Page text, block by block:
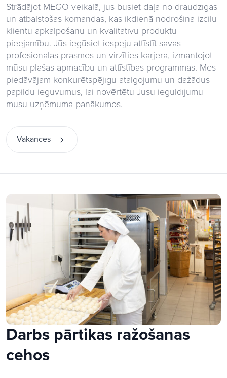
Strādājot MEGO veikalā, jūs būsiet daļa no draudzīgas
un atbalstošas komandas, kas ikdienā nodrošina izcilu
klientu apkalpošanu un kvalitatīvu produktu
pieejamību. Jūs iegūsiet iespēju attīstīt savas
profesionālās prasmes un virzīties karjerā, izmantojot
mūsu plašās apmācību un attīstības programmas. Mēs
piedāvājam konkurētspējīgu atalgojumu un dažādus
papildu ieguvumus, lai novērtētu Jūsu ieguldījumu
mūsu uzņēmuma panākumos.
Vakances
Darbs pārtikas ražošanas
cehos